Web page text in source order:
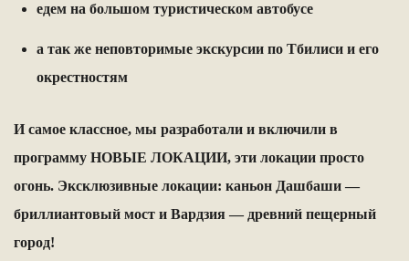
едем на большом туристическом автобусе
а так же неповторимые экскурсии по Тбилиси и его
окрестностям
И самое классное, мы разработали и включили в
программу НОВЫЕ ЛОКАЦИИ, эти локации просто
огонь. Эксклюзивные локации: каньон Дашбаши —
бриллиантовый мост и Вардзия — древний пещерный
город!